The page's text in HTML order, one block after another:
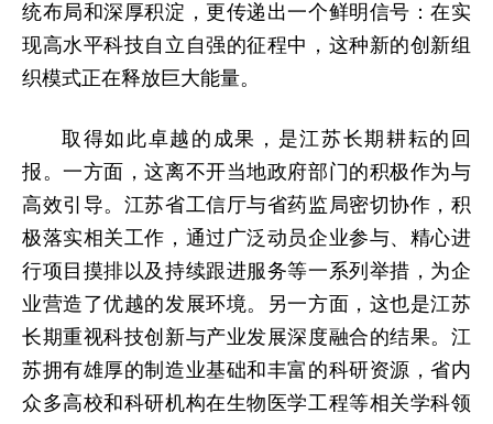
统布局和深厚积淀， 更传递出一个鲜明信号：在实
现高水平科技自立自强的征程中，这种新的创新组
织模式正在释放巨大能量。
取得如此卓越的成果，是江苏长期耕耘的回
报。一方面，这离不开当地政府部门的积极作为与
高效引导。江苏省工信厅与省药监局密切协作，积
极落实相关工作，通过广泛动员企业参与、精心进
行项目摸排以及持续跟进服务等一系列举措，为企
业营造了优越的发展环境。另一方面，这也是江苏
长期重视科技创新与产业发展深度融合的结果。江
苏拥有雄厚的制造业基础和丰富的科研资源，省内
众多高校和科研机构在生物医学工程等相关学科领